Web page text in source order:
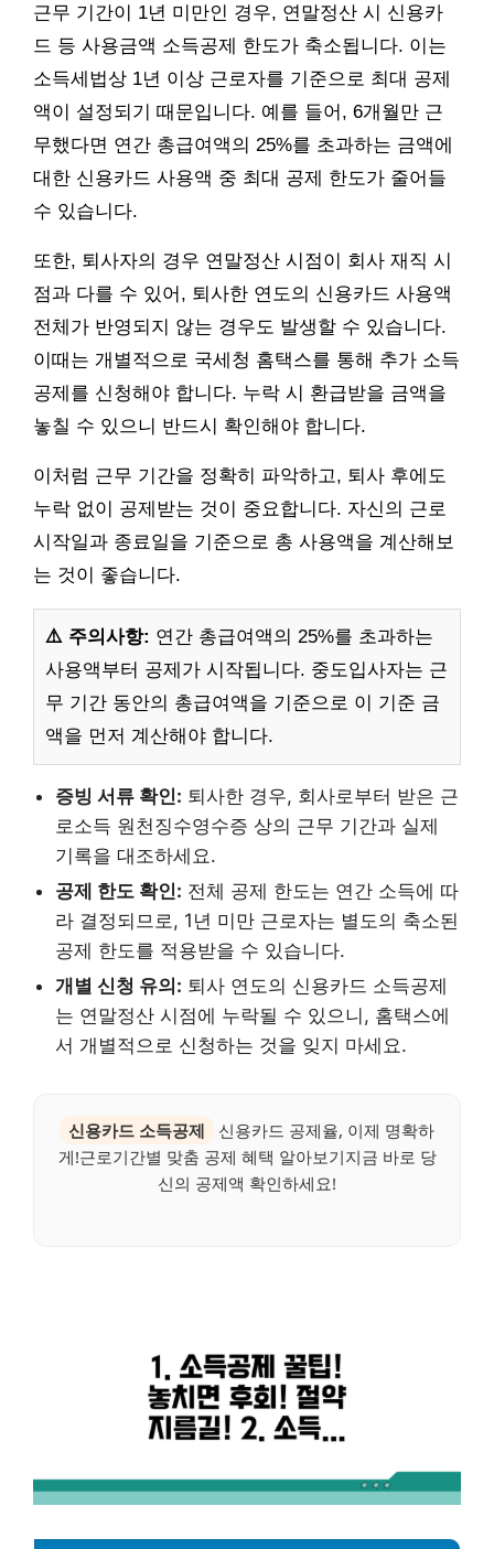
근무 기간이 1년 미만인 경우, 연말정산 시 신용카
드 등 사용금액 소득공제 한도가 축소됩니다. 이는
소득세법상 1년 이상 근로자를 기준으로 최대 공제
액이 설정되기 때문입니다. 예를 들어, 6개월만 근
무했다면 연간 총급여액의 25%를 초과하는 금액에
대한 신용카드 사용액 중 최대 공제 한도가 줄어들
수 있습니다.
또한, 퇴사자의 경우 연말정산 시점이 회사 재직 시
점과 다를 수 있어, 퇴사한 연도의 신용카드 사용액
전체가 반영되지 않는 경우도 발생할 수 있습니다.
이때는 개별적으로 국세청 홈택스를 통해 추가 소득
공제를 신청해야 합니다. 누락 시 환급받을 금액을
놓칠 수 있으니 반드시 확인해야 합니다.
이처럼 근무 기간을 정확히 파악하고, 퇴사 후에도
누락 없이 공제받는 것이 중요합니다. 자신의 근로
시작일과 종료일을 기준으로 총 사용액을 계산해보
는 것이 좋습니다.
⚠️ 주의사항: 연간 총급여액의 25%를 초과하는
사용액부터 공제가 시작됩니다. 중도입사자는 근
무 기간 동안의 총급여액을 기준으로 이 기준 금
액을 먼저 계산해야 합니다.
증빙 서류 확인: 퇴사한 경우, 회사로부터 받은 근
로소득 원천징수영수증 상의 근무 기간과 실제
기록을 대조하세요.
공제 한도 확인: 전체 공제 한도는 연간 소득에 따
라 결정되므로, 1년 미만 근로자는 별도의 축소된
공제 한도를 적용받을 수 있습니다.
개별 신청 유의: 퇴사 연도의 신용카드 소득공제
는 연말정산 시점에 누락될 수 있으니, 홈택스에
서 개별적으로 신청하는 것을 잊지 마세요.
신용카드 소득공제
신용카드 공제율, 이제 명확하
게!근로기간별 맞춤 공제 혜택 알아보기지금 바로 당
신의 공제액 확인하세요!